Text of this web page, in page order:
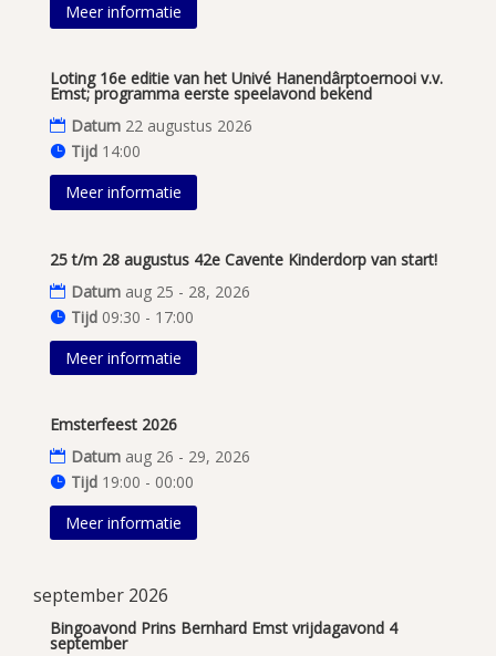
Meer informatie
Loting 16e editie van het Univé Hanendârptoernooi v.v.
Emst; programma eerste speelavond bekend
Datum 22 augustus 2026
Tijd 14:00
Meer informatie
25 t/m 28 augustus 42e Cavente Kinderdorp van start!
Datum aug 25 - 28, 2026
Tijd 09:30 - 17:00
Meer informatie
Emsterfeest 2026
Datum aug 26 - 29, 2026
Tijd 19:00 - 00:00
Meer informatie
september 2026
Bingoavond Prins Bernhard Emst vrijdagavond 4
september